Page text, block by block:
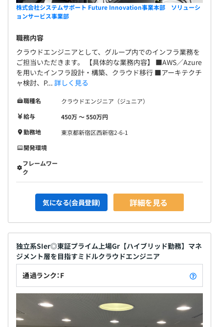
◆資格取得奨励制度
IT関連の国家資格やベンダー資格など約300種類対象の資
格取得奨励制度を完備。取得社員には、受験料＋上限
150,000円で一時金を支給。会社から推薦され、受験した
社員には、受験料・交通費等の会社負担や、受験時間の就
業時間扱い等の対応があります。
★インフラ領域での高い技術力をもったメンバーが多数在
籍しています！
・オンプレミス環境のOracle DBのクラウドマイグレーシ
ョン
・クラウド上で稼働するデータベースのパフォーマンス向
・Oracle DBから別のDBへの移行など実績多数
・お客様の理解を深めることを目的とした。PoCやハンズ
オン研修も実施可能
相談の上、ご希望のマシンを支給いたします。
Docker、Terraform
株式会社システムサポート Future Innovation事業本部 ソリューシ
ョンサービス事業部
職務内容
クラウドエンジニアとして、グループ内でのインフラ業務を
ご担当いただきます。 【具体的な業務内容】 ■AWS／Azure
を用いたインフラ設計・構築、クラウド移行 ■アーキテクチ
ャ検討、P... 詳しく見る
職種名
クラウドエンジニア（ジュニア）
給与
450万 〜 550万円
勤務地
東京都新宿区西新宿2-6-1
開発環境
フレームワー
ク
気になる(会員登録) 詳細を見る
独立系SIer◎東証プライム上場Gr【ハイブリッド勤務】マネ
ジメント層を目指すミドルクラウドエンジニア
通過ランク：F